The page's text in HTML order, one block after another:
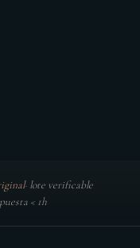
· lote verificable
< 1h